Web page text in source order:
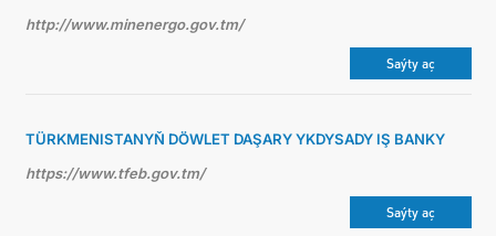
http://www.minenergo.gov.tm/
Saýty aç
TÜRKMENISTANYŇ DÖWLET DAŞARY YKDYSADY IŞ BANKY
https://www.tfeb.gov.tm/
Saýty aç